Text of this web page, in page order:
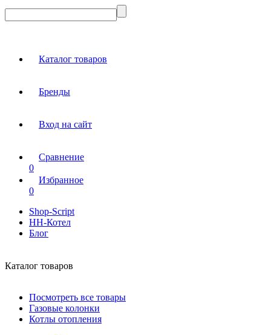
Каталог товаров
Бренды
Вход на сайт
Сравнение
0
Избранное
0
Shop-Script
НН-Котел
Блог
Каталог товаров
Посмотреть все товары
Газовые колонки
Котлы отопления